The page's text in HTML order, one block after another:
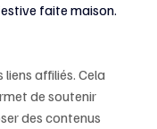
faite maison.
affiliés. Cela
de soutenir
des contenus